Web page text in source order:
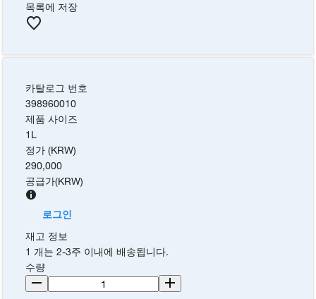
목록에 저장
카탈로그 번호
398960010
제품 사이즈
1L
정가 (KRW)
290,000
공급가(KRW)
로그인
재고 정보
1 개는 2-3주 이내에 배송됩니다.
수량